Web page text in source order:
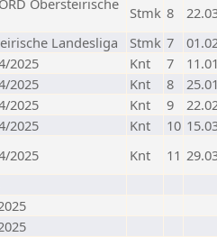
Obersteirische
Stmk 8
Landesliga Stmk 7
2025 Knt 7
2025 Knt 8
2025 Knt 9
2025 Knt 10
2025 Knt 11